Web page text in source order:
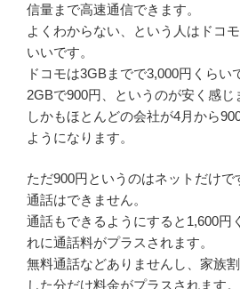
信量まで高速通信できます。
よくわからない、という人はドコ
いいです。
ドコモは3GBまでで3,000円くらい
2GBで900円、というのが安く感じ
しかもほとんどの会社が4月から
ようになります。
ただ900円というのはネットだけで
通話はできません。
通話もできるようにすると1,600円
れに通話料がプラスされます。
無料通話などありませんし、家族
した分だけ料金がプラスされます。